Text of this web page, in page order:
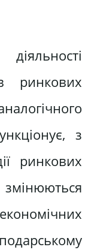
ринкових
з
ринкових